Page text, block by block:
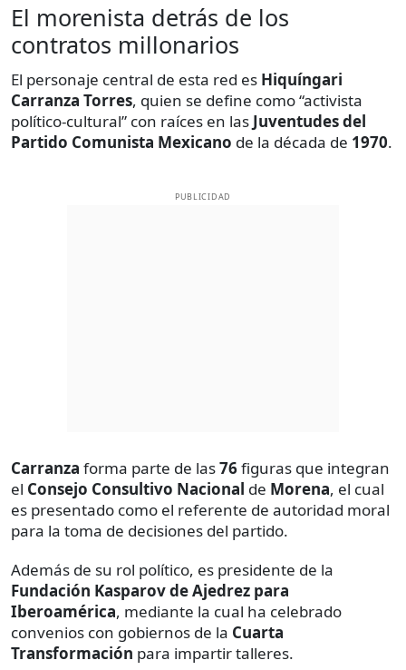
El morenista detrás de los
contratos millonarios
El personaje central de esta red es Hiquíngari
Carranza Torres, quien se define como “activista
político-cultural” con raíces en las Juventudes del
Partido Comunista Mexicano de la década de 1970.
PUBLICIDAD
Carranza forma parte de las76figuras que integran
el Consejo Consultivo Nacional de Morena, el cual
es presentado como el referente de autoridad moral
para la toma de decisiones del partido.
Además de su rol político, es presidente de la
Fundación Kasparov de Ajedrez para
Iberoamérica, mediante la cual ha celebrado
convenios con gobiernos de la Cuarta
Transformación para impartir talleres.